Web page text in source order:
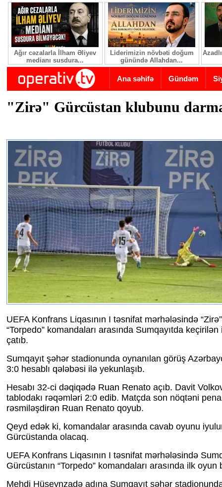
Skip to main content
Ağır cəzalarla İlham Əliyev
medianı susdura...
Liderimizin növbəti doğum
günündə Allahdan...
Ana səhifə Gündəm
"Zirə" Gürcüstan klubunu
UEFA Konfrans Liqasının I təsnifat mərhələsində
“Torpedo” komandaları arasında Sumqayıtda
çatıb.
Sumqayıt şəhər stadionunda oynanılan görüş
3:0 hesablı qələbəsi ilə yekunlaşıb.
Hesabı 32-ci dəqiqədə Ruan Renato açıb. Davit
tablodakı rəqəmləri 2:0 edib. Matçda son nöqtəni
rəsmiləşdirən Ruan Renato qoyub.
Qeyd edək ki, komandalar arasında cavab oyunu
Gürcüstanda olacaq.
UEFA Konfrans Liqasının I təsnifat mərhələsində
Gürcüstanın “Torpedo” komandaları arasında ilk oyun
Mehdi Hüseynzadə adına Sumqayıt şəhər